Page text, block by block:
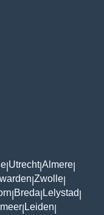
Utrecht|Almere
Zwolle
Breda Lelystad
Leiden